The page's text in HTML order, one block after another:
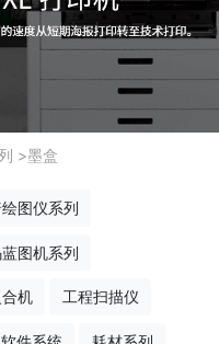
>墨盒
图仪系列
图机系列
机 工程扫描仪